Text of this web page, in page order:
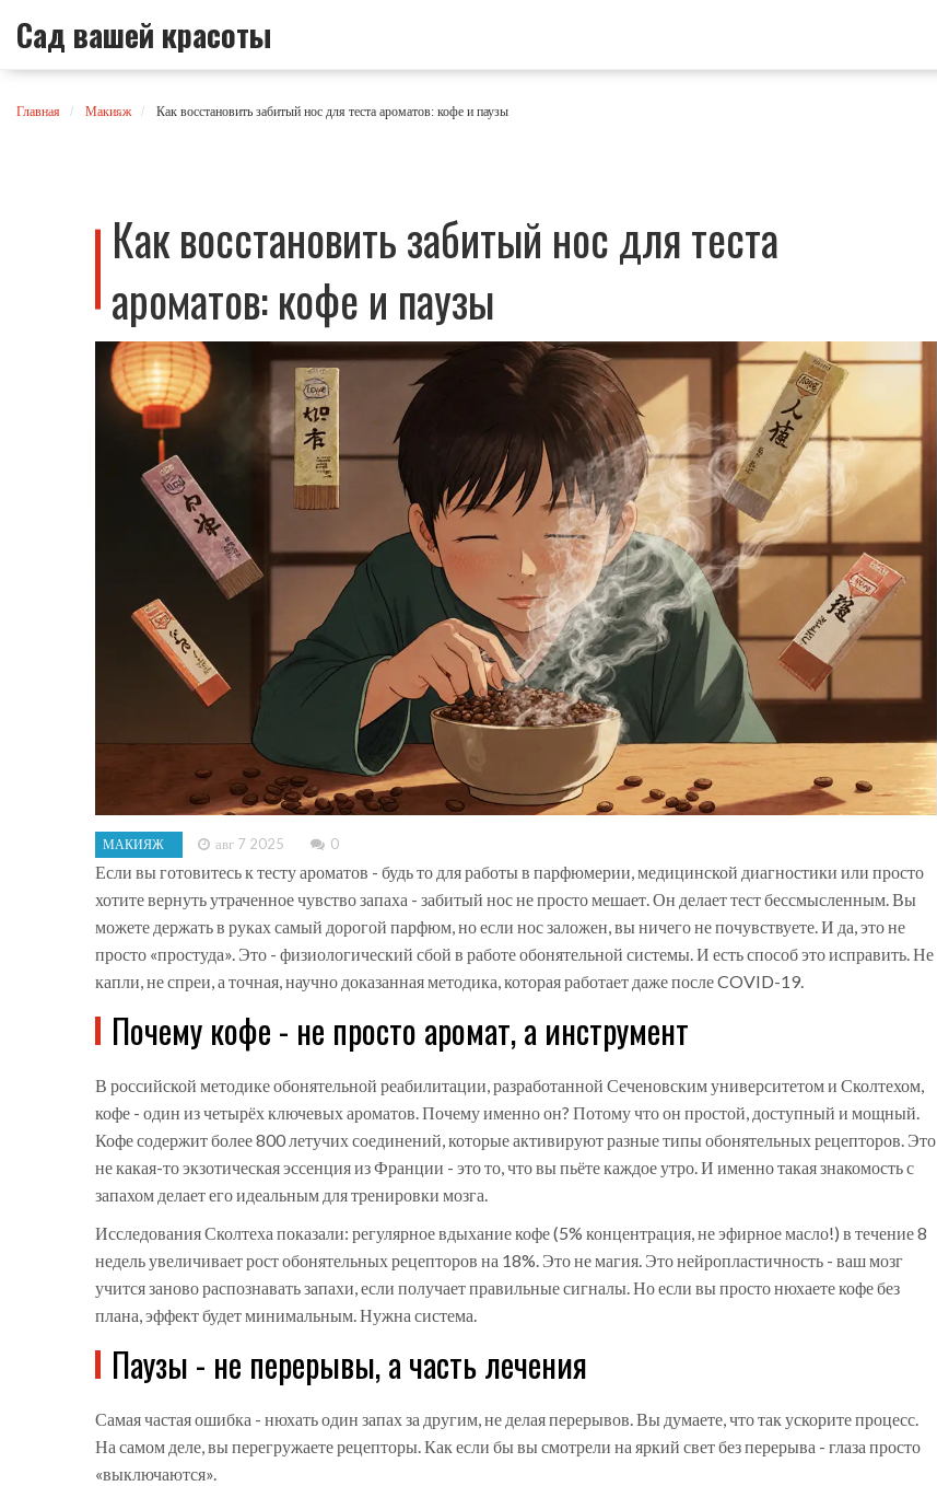
Сад вашей красоты
Главная Макияж Как восстановить забитый нос для теста ароматов: кофе и паузы
Как восстановить забитый нос для теста
ароматов: кофе и паузы
МАКИЯЖ авг 7 2025 0
Если вы готовитесь к тесту ароматов - будь то для работы в парфюмерии, медицинской диагностики или просто
хотите вернуть утраченное чувство запаха - забитый нос не просто мешает. Он делает тест бессмысленным. Вы
можете держать в руках самый дорогой парфюм, но если нос заложен, вы ничего не почувствуете. И да, это не
просто «простуда». Это - физиологический сбой в работе обонятельной системы. И есть способ это исправить. Не
капли, не спреи, а точная, научно доказанная методика, которая работает даже после COVID-19.
Почему кофе - не просто аромат, а инструмент
В российской методике обонятельной реабилитации, разработанной Сеченовским университетом и Сколтехом,
кофе - один из четырёх ключевых ароматов. Почему именно он? Потому что он простой, доступный и мощный.
Кофе содержит более 800 летучих соединений, которые активируют разные типы обонятельных рецепторов. Это
не какая-то экзотическая эссенция из Франции - это то, что вы пьёте каждое утро. И именно такая знакомость с
запахом делает его идеальным для тренировки мозга.
Исследования Сколтеха показали: регулярное вдыхание кофе (5% концентрация, не эфирное масло!) в течение 8
недель увеличивает рост обонятельных рецепторов на 18%. Это не магия. Это нейропластичность - ваш мозг
учится заново распознавать запахи, если получает правильные сигналы. Но если вы просто нюхаете кофе без
плана, эффект будет минимальным. Нужна система.
Паузы - не перерывы, а часть лечения
Самая частая ошибка - нюхать один запах за другим, не делая перерывов. Вы думаете, что так ускорите процесс.
На самом деле, вы перегружаете рецепторы. Как если бы вы смотрели на яркий свет без перерыва - глаза просто
«выключаются».